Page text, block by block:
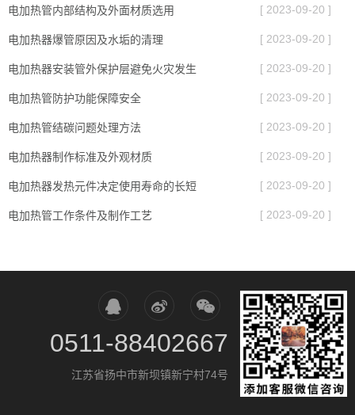
电加热管内部结构及外面材质选用 [ 2023-09-20 ]
电加热器爆管原因及水垢的清理 [ 2023-09-20 ]
电加热器安装管外保护层避免火灾发生 [ 2023-09-20 ]
电加热管防护功能保障安全 [ 2023-09-20 ]
电加热管结碳问题处理方法 [ 2023-09-20 ]
电加热器制作标准及外观材质 [ 2023-09-20 ]
电加热器发热元件决定使用寿命的长短 [ 2023-09-20 ]
电加热管工作条件及制作工艺 [ 2023-09-20 ]
0511-88402667
江苏省扬中市新坝镇新宁村74号